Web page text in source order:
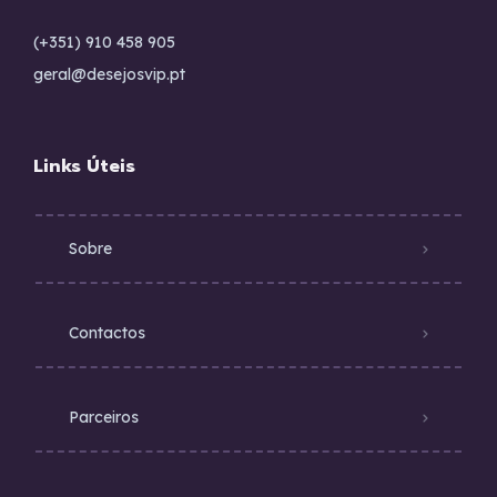
(+351) 910 458 905
geral@desejosvip.pt
Links Úteis
Sobre
Contactos
Parceiros